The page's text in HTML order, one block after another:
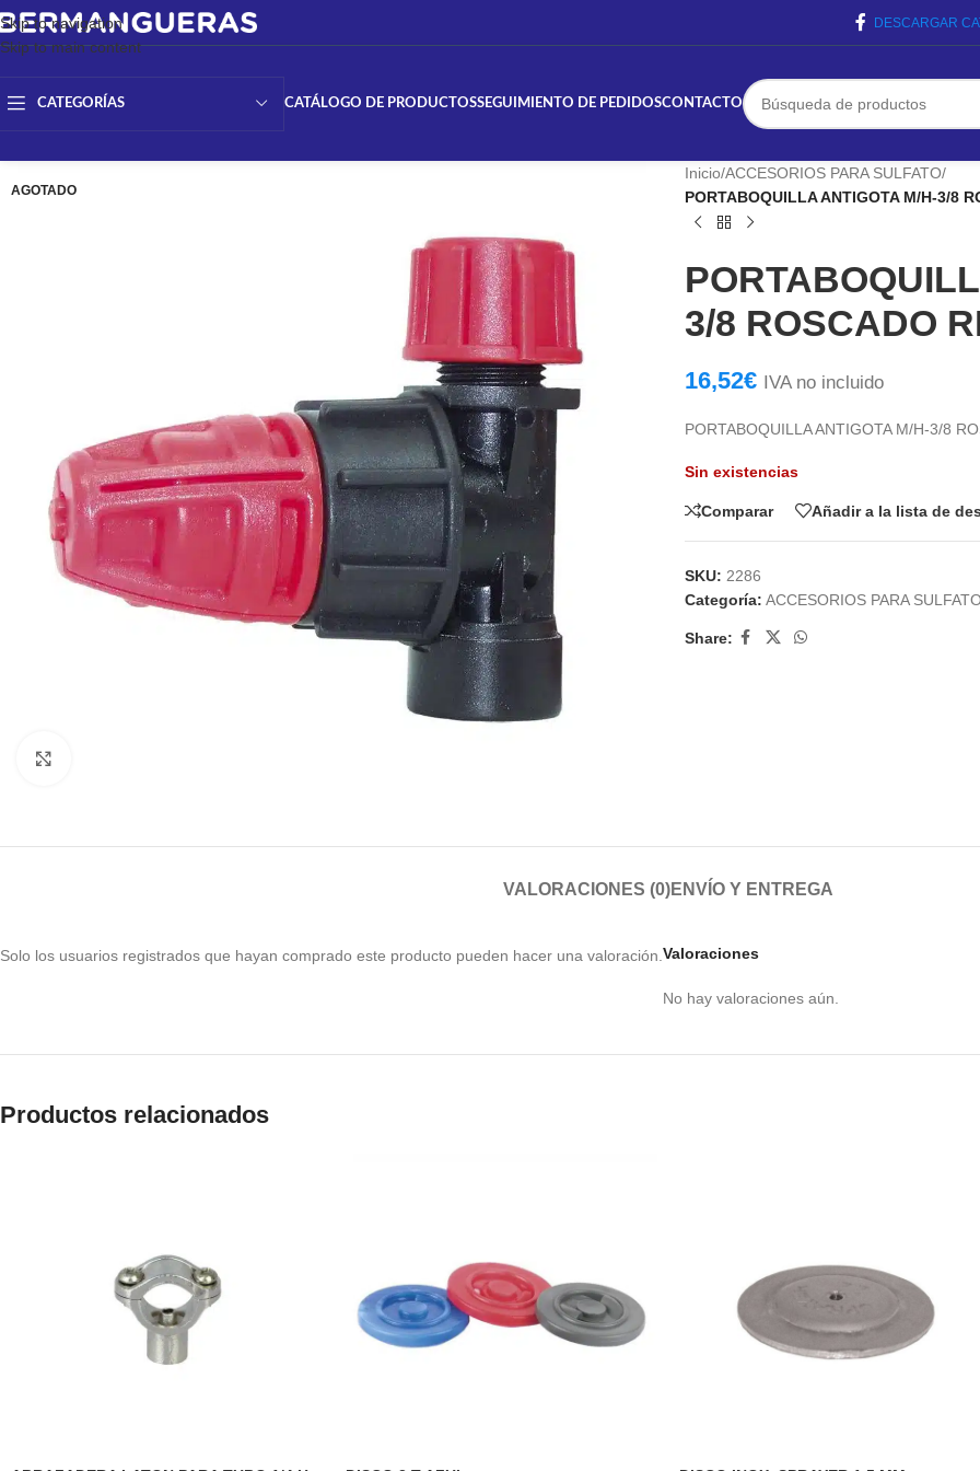
Skip to navigation
Skip to main content
DESCARGAR
CATEGORÍAS CATÁLOGO DE PRODUCTOSSEGUIMIENTO DE PEDIDOSCONTACTO
AGOTADO
Inicio/ACCESORIOS PARA SULFATO/
PORTABOQUILLA ANTIGOTA M/H-3/8
3/8 ROSCADO
16,52€ IVA no incluido
PORTABOQUILLA ANTIGOTA M/H-3/8
Sin existencias
Comparar Añadir a la lista de
SKU: 2286
Categoría: ACCESORIOS PARA
Share:
VALORACIONES (0)ENVÍO Y ENTREGA
Valoraciones
No hay valoraciones aún.
Solo los usuarios registrados que hayan comprado este producto pueden hacer una valoración.
Productos relacionados